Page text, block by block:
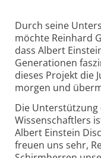
Durch seine
möchte Reinhard
dass Albert
Generationen
dieses Projekt die
morgen und
Die
Wissenschaftlers
Albert Einstein
freuen uns sehr,